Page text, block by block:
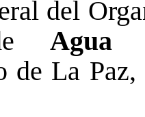
del
Agua
de La